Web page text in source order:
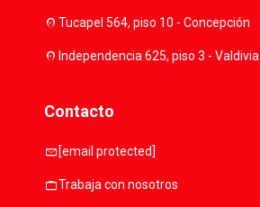
location_onTucapel 564, piso 10 - Concepción
location_onIndependencia 625, piso 3 - Valdivia
Contacto
mail [email protected]
workTrabaja con nosotros